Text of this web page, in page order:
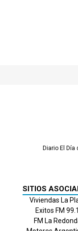
Diario El Día
SITIOS
Viviendas La
Exitos FM 99.1
FM La